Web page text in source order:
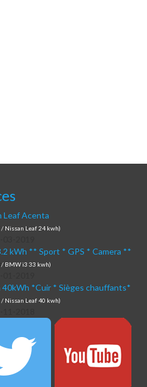
Leaf Acenta
Nissan Leaf 24 kwh)
kWh ** Sport * GPS * Camera **
BMW i3 33 kwh)
40kWh *Cuir * Sièges chauffants*
Nissan Leaf 40 kwh)